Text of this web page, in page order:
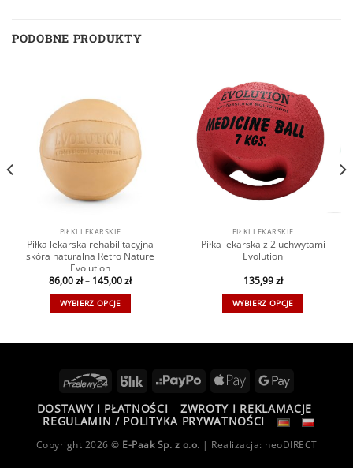
PODOBNE PRODUKTY
PIŁKI LEKARSKIE
Piłka lekarska rehabilitacyjna
skóra naturalna Retro Nature
Evolution
86,00zł– 145,00zł
WYBIERZ OPCJE
PIŁKI LEKARSKIE
Piłka lekarska z 2 uchwytami
Evolution
135,99zł
WYBIERZ OPCJE
DOSTAWY I PŁATNOŚCI
ZWROTY I REKLAMACJE
REGULAMIN / POLITYKA PRYWATNOŚCI
Copyright 2026 © E-Paak Sp. z o.o. | Realizacja: neoDIRECT